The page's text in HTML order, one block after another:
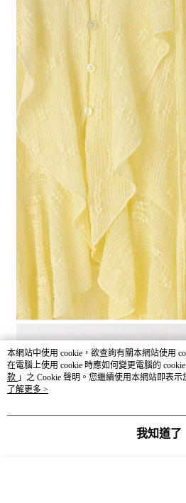
本網站中使用 cookie，欲查詢有關本網站使用
在電腦上使用 cookie 時應如何變更電腦的
款 」之 Cookie 聲明。您繼續使用本網站即表
之 Cookie 聲明使用 cookie。
了解更多 >
我知道了